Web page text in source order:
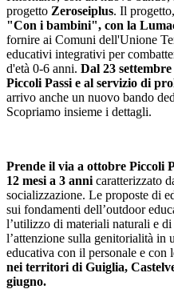
progetto Zeroseiplus. Il progetto,
"Con i bambini", con la
fornire ai Comuni dell'Unione
educativi integrativi per
d'età 0-6 anni. Dal 23 settembre
Piccoli Passi e al servizio di
arrivo anche un nuovo bando
Scopriamo insieme i dettagli.
Prende il via a ottobre Piccoli
12 mesi a 3 anni caratterizzato
socializzazione. Le proposte di
sui fondamenti dell’outdoor
l’utilizzo di materiali naturali e
l’attenzione sulla genitorialità in
educativa con il personale e con
nei territori di Guiglia,
giugno.